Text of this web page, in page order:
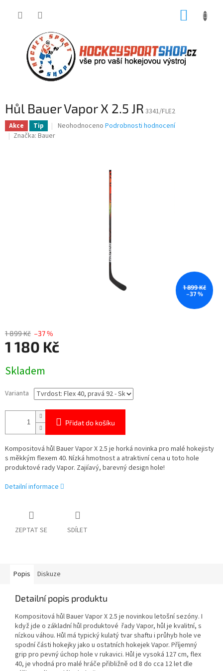
Hůl Bauer Vapor X 2.5 JR 3341/FLE2
Akce Tip
Průměrné
Neohodnoceno Podrobnosti hodnocení
Značka: Bauer
1 899 Kč
–37 %
1 899 Kč –37 %
1 180 Kč
cena:
Skladem
Varianta
Přidat do košíku
Kompositová hůl Bauer Vapor X 2.5 je horká novinka pro malé hokejisty
s měkkým flexem 40. Nízká hmotnost a atraktivní cena u toto hole
produktové rady Vapor. Zajiíavý, barevný design hole!
Detailní informace
ZEPTAT SE SDÍLET
Popis Diskuze
Detailní popis produktu
Kompositová hůl Bauer Vapor X 2.5 je novinkou letošní sezóny. I
když jde o základní hůl produktové řady Vapor, hůl je kvalitní, s
nízkou váhou. Hůl má typický kulatý tvar shaftu i průhyb hole ve
spodní části hokejky jako u ostatních hokejek Vapor. Příjemný
grip pro pevný úchop hole v rukavici. Hůl je vysoká 127 cm, flex
40, je vhodná pro malé hráče přibližně od 8 do cca 12 let dle